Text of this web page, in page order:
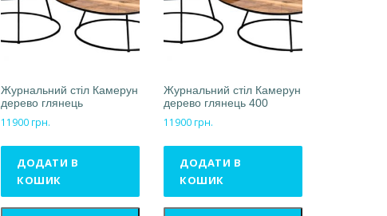
Журнальний стіл Камерун
дерево глянець
11900 грн.
ДОДАТИ В
КОШИК
Журнальний стіл Камерун
дерево глянець 400
11900 грн.
ДОДАТИ В
КОШИК